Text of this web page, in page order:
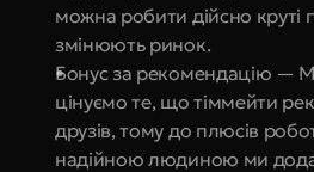
можна робити дійсно круті
змінюють ринок.
Бонус за рекомендацію —
цінуємо те, що тіммейти
друзів, тому до плюсів
надійною людиною ми